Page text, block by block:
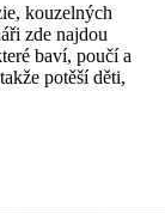
kouzelných
zde najdou
baví, poučí a
potěší děti,